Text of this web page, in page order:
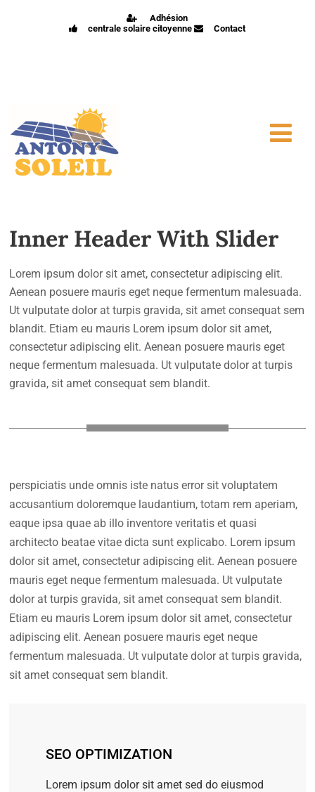
Adhésion
centrale solaire citoyenne
Contact
Inner Header With Slider
Lorem ipsum dolor sit amet, consectetur adipiscing elit.
Aenean posuere mauris eget neque fermentum malesuada.
Ut vulputate dolor at turpis gravida, sit amet consequat sem
blandit. Etiam eu mauris Lorem ipsum dolor sit amet,
consectetur adipiscing elit. Aenean posuere mauris eget
neque fermentum malesuada. Ut vulputate dolor at turpis
gravida, sit amet consequat sem blandit.
perspiciatis unde omnis iste natus error sit voluptatem
accusantium doloremque laudantium, totam rem aperiam,
eaque ipsa quae ab illo inventore veritatis et quasi
architecto beatae vitae dicta sunt explicabo. Lorem ipsum
dolor sit amet, consectetur adipiscing elit. Aenean posuere
mauris eget neque fermentum malesuada. Ut vulputate
dolor at turpis gravida, sit amet consequat sem blandit.
Etiam eu mauris Lorem ipsum dolor sit amet, consectetur
adipiscing elit. Aenean posuere mauris eget neque
fermentum malesuada. Ut vulputate dolor at turpis gravida,
sit amet consequat sem blandit.
SEO OPTIMIZATION
Lorem ipsum dolor sit amet sed do eiusmod